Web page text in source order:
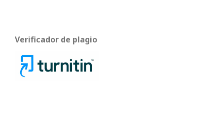
Verificador de plagio